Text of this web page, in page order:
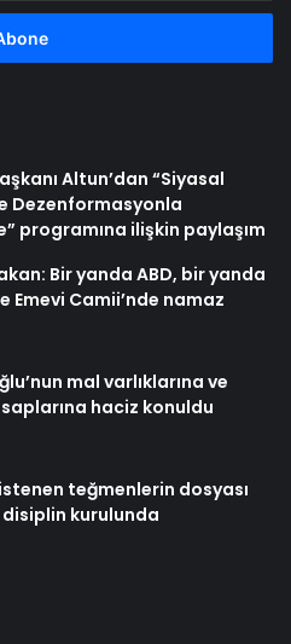
Altun’dan “Siyasal
Dezenformasyonla
programına ilişkin paylaşım
Bir yanda ABD, bir yanda
Emevi Camii’nde namaz
mal varlıklarına ve
haciz konuldu
teğmenlerin dosyası
disiplin kurulunda